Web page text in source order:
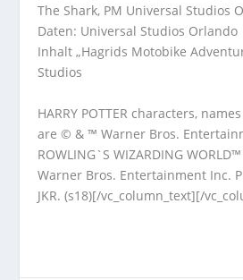
The Shark, PM Universal Studios
Daten: Universal Studios Orlando
Inhalt „Hagrids Motobike
Studios
HARRY POTTER characters,
are © & ™ Warner Bros.
ROWLING`S WIZARDING
Warner Bros. Entertainment Inc.
JKR. (s18)[/vc_column_text][/